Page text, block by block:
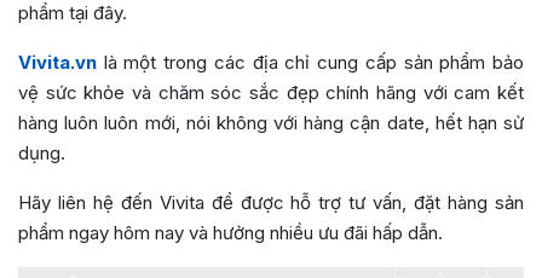
phẩm tại đây.
Vivita.vn là một trong các địa chỉ cung cấp sản phẩm bảo
vệ sức khỏe và chăm sóc sắc đẹp chính hãng với cam kết
hàng luôn luôn mới, nói không với hàng cận date, hết hạn sử
dụng.
Hãy liên hệ đến Vivita để được hỗ trợ tư vấn, đặt hàng sản
phẩm ngay hôm nay và hưởng nhiều ưu đãi hấp dẫn.